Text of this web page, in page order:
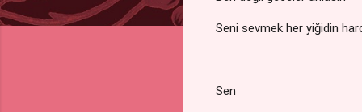
Seni sevmek her yiğidin
Sen